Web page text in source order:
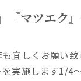
『マツエク
宜しくお願い
実施します1/